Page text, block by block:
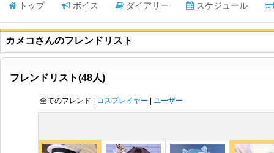
トップ ボイス ダイアリー スケジュール
カメコさんのフレンドリスト
フレンドリスト(48人)
全てのフレンド | コスプレイヤー ユーザー